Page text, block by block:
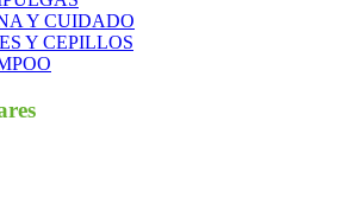
Y CUIDADO
Y CEPILLOS